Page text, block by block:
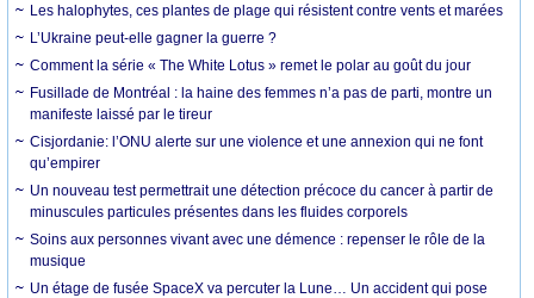
Les halophytes, ces plantes de plage qui résistent contre vents et marées
L’Ukraine peut-elle gagner la guerre ?
Comment la série « The White Lotus » remet le polar au goût du jour
Fusillade de Montréal : la haine des femmes n’a pas de parti, montre un
manifeste laissé par le tireur
Cisjordanie: l’ONU alerte sur une violence et une annexion qui ne font
qu’empirer
Un nouveau test permettrait une détection précoce du cancer à partir de
minuscules particules présentes dans les fluides corporels
Soins aux personnes vivant avec une démence : repenser le rôle de la
musique
Un étage de fusée SpaceX va percuter la Lune… Un accident qui pose